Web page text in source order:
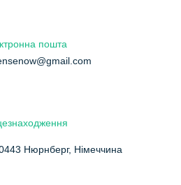
пошта
Нюрнберг, Німеччина